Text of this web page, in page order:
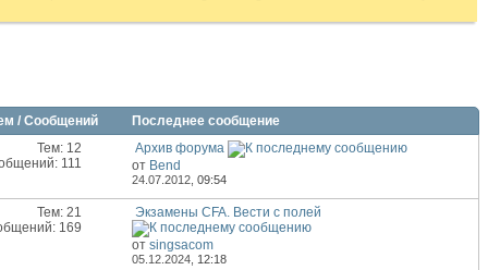
/ Сообщений Последнее сообщение
Тем: 12
111
Архив форума
от Bend
24.07.2012,09:54
Тем: 21
169
Экзамены CFA. Вести с полей
отsingsacom
05.12.2024, 12:18